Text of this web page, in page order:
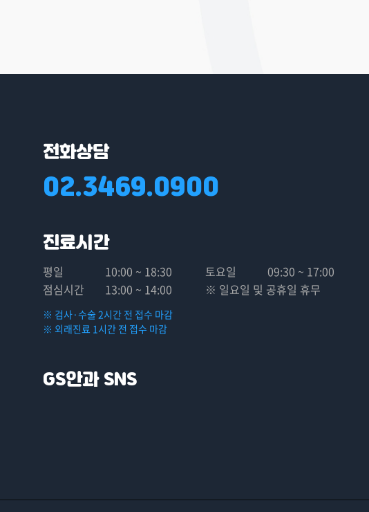
전화상담
02.3469.0900
진료시간
평일
10:00 ~ 18:30 토요일
09:30 ~ 17:00
점심시간
13:00 ~ 14:00 ※ 일요일 및 공휴일 휴무
※ 검사·수술 2시간 전 접수 마감
※ 외래진료 1시간 전 접수 마감
GS안과 SNS